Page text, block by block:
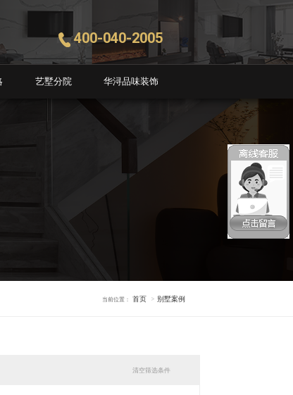
400-040-2005
艺墅分院 华浔品味装饰
当前位置： 首页 别墅案例
清空筛选条件